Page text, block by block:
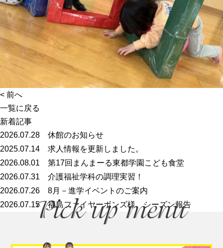
< 前へ
一覧に戻る
新着記事
2026.07.28 休館のお知らせ
2025.07.14 求人情報を更新しました。
2026.08.01 第17回まんまーる東都学園こども食堂
2026.07.31 介護福祉学科の調理実習！
2026.07.26 8月－進学イベントのご案内
2026.07.15福島ファイヤーボンズ様 シーズン報告